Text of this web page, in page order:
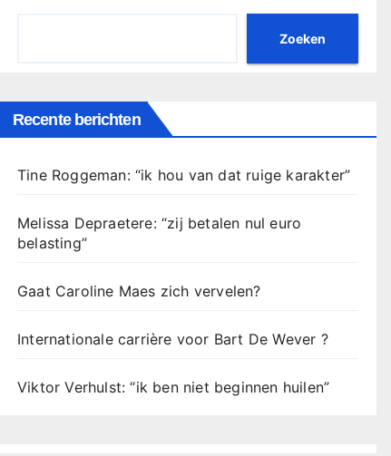
Zoeken
Recente berichten
Tine Roggeman: “ik hou van dat ruige karakter”
Melissa Depraetere: “zij betalen nul euro
belasting”
Gaat Caroline Maes zich vervelen?
Internationale carrière voor Bart De Wever ?
Viktor Verhulst: “ik ben niet beginnen huilen”